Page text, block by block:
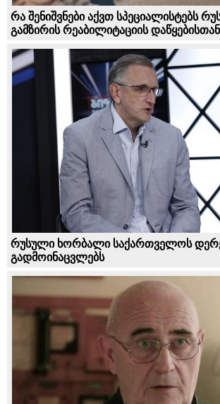
რა შენიშვნები აქვთ სპეციალისტებს
გამზირის რეაბილიტაციის
რუსული ხორბალი საქართველოს
გადმოინაცვლებს